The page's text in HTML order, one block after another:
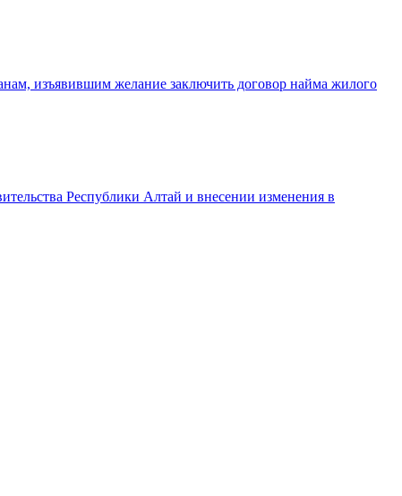
изъявившим желание заключить договор найма жилого
Республики Алтай и внесении изменения в